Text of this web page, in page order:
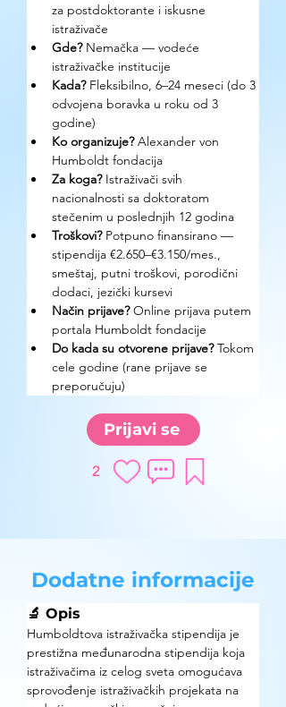
za postdoktorante i iskusne
istraživače
Gde? Nemačka — vodeće
istraživačke institucije
Kada? Fleksibilno, 6–24 meseci (do 3
odvojena boravka u roku od 3
godine)
Ko organizuje? Alexander von
Humboldt fondacija
Za koga? Istraživači svih
nacionalnosti sa doktoratom
stečenim u poslednjih 12 godina
Troškovi? Potpuno finansirano —
stipendija €2.650–€3.150/mes.,
smeštaj, putni troškovi, porodični
dodaci, jezički kursevi
Način prijave? Online prijava putem
portala Humboldt fondacije
Do kada su otvorene prijave? Tokom
cele godine (rane prijave se
preporučuju)
Prijavi se
2
Dodatne informacije
🔬 Opis
Humboldtova istraživačka stipendija je
prestižna međunarodna stipendija koja
istraživačima iz celog sveta omogućava
sprovođenje istraživačkih projekata na